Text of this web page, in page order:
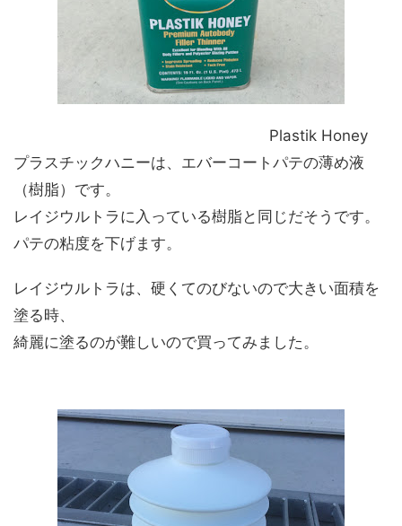
Plastik Honey
プラスチックハニーは、エバーコートパテの薄め液
（樹脂）です。
レイジウルトラに入っている樹脂と同じだそうです。
パテの粘度を下げます。
レイジウルトラは、硬くてのびないので大きい面積を
塗る時、
綺麗に塗るのが難しいので買ってみました。